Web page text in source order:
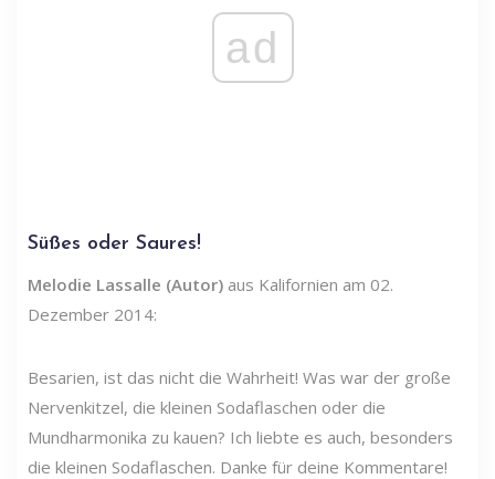
ad
Süßes oder Saures!
Melodie Lassalle (Autor) aus Kalifornien am 02.
Dezember 2014:
Besarien, ist das nicht die Wahrheit! Was war der große
Nervenkitzel, die kleinen Sodaflaschen oder die
Mundharmonika zu kauen? Ich liebte es auch, besonders
die kleinen Sodaflaschen. Danke für deine Kommentare!